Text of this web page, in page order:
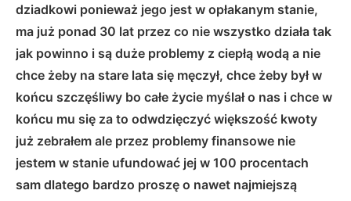
dziadkowi ponieważ jego jest w opłakanym stanie,
ma już ponad 30 lat przez co nie wszystko działa tak
jak powinno i są duże problemy z ciepłą wodą a nie
chce żeby na stare lata się męczył, chce żeby był w
końcu szczęśliwy bo całe życie myślał o nas i chce w
końcu mu się za to odwdzięczyć większość kwoty
już zebrałem ale przez problemy finansowe nie
jestem w stanie ufundować jej w 100 procentach
sam dlatego bardzo proszę o nawet najmiejszą